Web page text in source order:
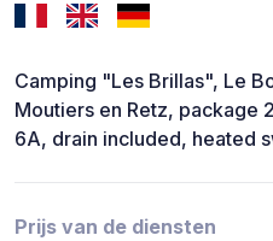
Camping "Les Brillas", Le
Moutiers en Retz, package
6A, drain included, heated
Prijs van de diensten